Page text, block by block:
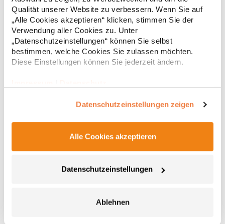
Qualität unserer Website zu verbessern. Wenn Sie auf
„Alle Cookies akzeptieren“ klicken, stimmen Sie der
Verwendung aller Cookies zu. Unter
„Datenschutzeinstellungen“ können Sie selbst
bestimmen, welche Cookies Sie zulassen möchten.
Diese Einstellungen können Sie jederzeit ändern.
Datenschutzeinstellungen zeigen
Alle Cookies akzeptieren
Datenschutzeinstellungen
Ablehnen
Produktsicherheit: Herstellernummer:BG185Beechfield Brands
Europe B.V., Posthoornstraat 17, 301 IWD Rotterdam, The
Netherlandswww.beechfieldbrands.com,
sales@beechfield.comMaterialzusammensetzung: 100%
Polyester
* Preise inkl. gesetzlicher Mwst. +Versandkosten *
BG185S BagBase Premium Mini Rucksack
Vollständig gefüttert mit 100% Polyester Hauptfach mit
Gepolsterter Rückeneinsatz Gepolsterte, verstellbare